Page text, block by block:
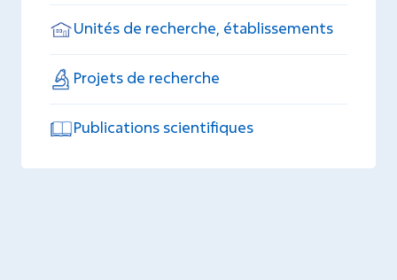
Unités de recherche, établissements
Projets de recherche
Publications scientifiques